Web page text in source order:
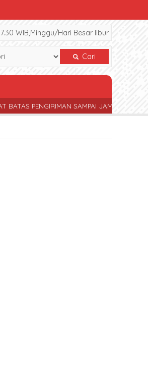
WIB,Minggu/Hari Besar libur
Cari
SAMPAI JAM 17.30 WIB